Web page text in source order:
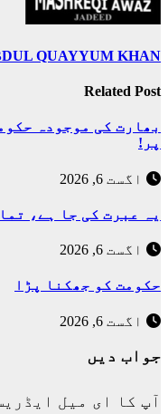
QUAYYUM KHAN
Related Post
بھارت کی موجودہ
پر!
اگست 6, 2026
یہ عبرت کی جا ہے،
اگست 6, 2026
حکومت کو جھکنا پڑا
اگست 6, 2026
جواب دیں
آپ کا ای میل